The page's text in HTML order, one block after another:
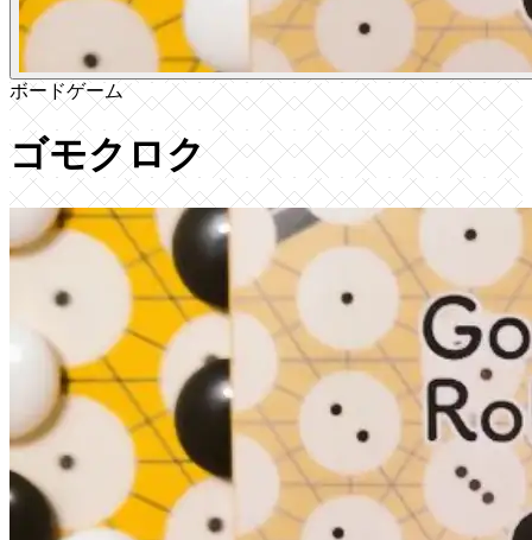
ボードゲーム
ゴモクロク